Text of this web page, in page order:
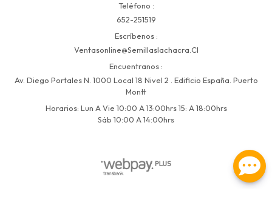
Teléfono
652-251519
Escríbenos
Ventasonline@semillaslachacra.cl
Encuentranos
Av. Diego Portales N. 1000 Local 18 Nivel 2 . Edificio España. Puerto
Montt
Horarios: Lun A Vie 10:00 A 13:00hrs 15: A 18:00hrs
Sáb 10:00 A 14:00hrs